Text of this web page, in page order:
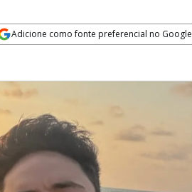
Adicione como fonte preferencial no Google